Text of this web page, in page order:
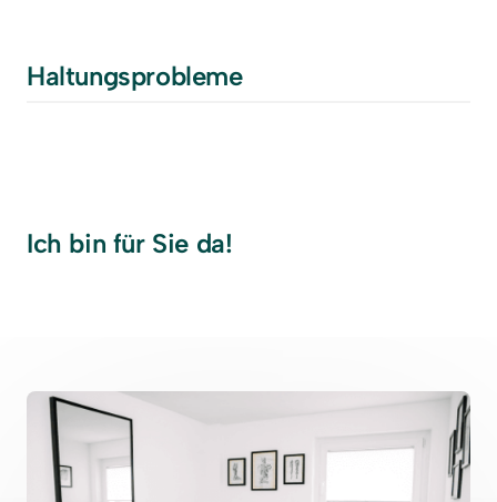
Haltungsprobleme
Ich bin für Sie da!